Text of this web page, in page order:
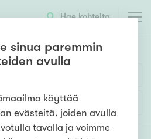
Hae kohteita
3h 4h 5h+
sinua paremmin
avulla
käyttää
evästeitä, joiden avulla
tavalla ja voimme